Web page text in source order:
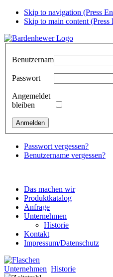
Skip to navigation (Press
Skip to main content (Press
Benutzername
Passwort
Angemeldet
bleiben
Passwort vergessen?
Benutzername vergessen?
Das machen wir
Produktkatalog
Anfrage
Unternehmen
Historie
Kontakt
Impressum/Datenschutz
Unternehmen Historie